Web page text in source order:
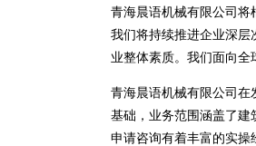
青海晨语机械有限公司将
我们将持续推进企业深层
业整体素质。我们面向全
青海晨语机械有限公司在
基础，业务范围涵盖了建
申请咨询有着丰富的实操